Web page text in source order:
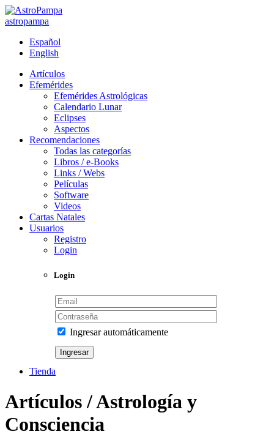
astropampa
Español
English
Artículos
Efemérides
Efemérides Astrológicas
Calendario Lunar
Eclipses
Aspectos
Recomendaciones
Todas las categorías
Libros / e-Books
Links / Webs
Películas
Software
Videos
Cartas Natales
Usuarios
Registro
Login
Login
Ingresar automáticamente
Tienda
Artículos / Astrología y
Consciencia